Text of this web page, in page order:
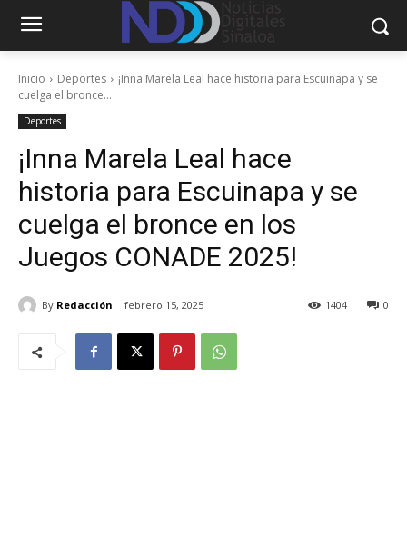
Inicio Deportes
¡Inna Marela Leal hace historia para Escuinapa y se
cuelga el bronce...
Deportes
¡Inna Marela Leal hace
historia para Escuinapa y se
cuelga el bronce en los
Juegos CONADE 2025!
By Redacción febrero 15, 2025 0
1404